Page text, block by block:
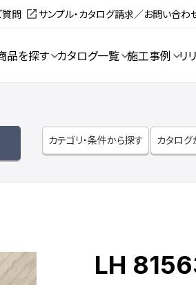
質問 サンプル・カタログ請求／お問い合わ
品を探す カタログ一覧 施工事例 リ
カテゴリ・条件から探す カタログ
LH